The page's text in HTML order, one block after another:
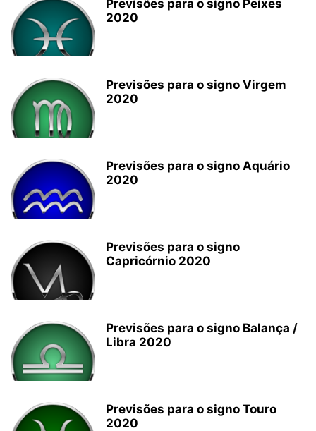
Previsões para o signo Peixes
2020
Previsões para o signo Virgem
2020
Previsões para o signo Aquário
2020
Previsões para o signo
Capricórnio 2020
Previsões para o signo Balança /
Libra 2020
Previsões para o signo Touro
2020